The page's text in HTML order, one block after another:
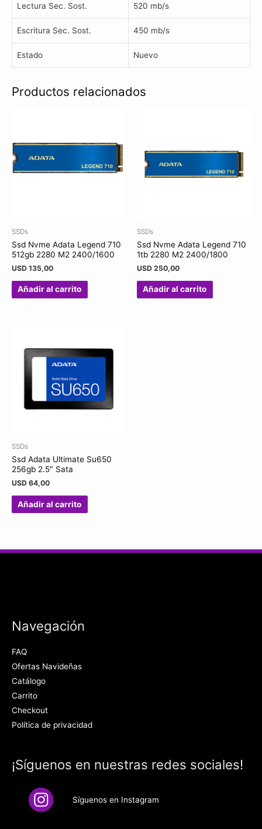
Lectura Sec. Sost. 520 mb/s
Escritura Sec. Sost. 450 mb/s
Estado Nuevo
Productos relacionados
SSDs
Ssd Nvme Adata Legend 710
512gb 2280 M2 2400/1600
USD 135,00
Añadir al carrito
SSDs
Ssd Nvme Adata Legend 710
1tb 2280 M2 2400/1800
USD 250,00
Añadir al carrito
SSDs
Ssd Adata Ultimate Su650
256gb 2.5″ Sata
USD 64,00
Añadir al carrito
Navegación
FAQ
Ofertas Navideñas
Catálogo
Carrito
Checkout
Política de privacidad
¡Síguenos en nuestras redes sociales!
Síguenos en Instagram